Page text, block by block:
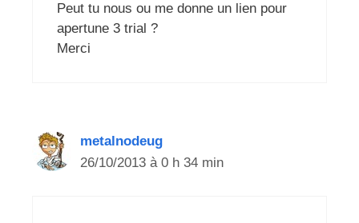
Peut tu nous ou me donne un lien pour
apertune 3 trial ?
Merci
metalnodeug
26/10/2013 à 0 h 34 min